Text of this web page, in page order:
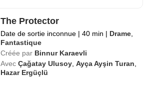
The Protector
Date de sortie inconnue | 40 min | Drame
Fantastique
Créée par Binnur Karaevli
Avec Çağatay Ulusoy ,Ayça Ayşin Turan
Hazar Ergüçlü